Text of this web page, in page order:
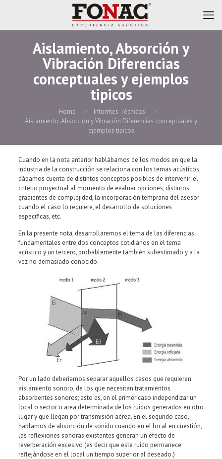
Aislamiento, Absorción y
Vibración Diferencias
conceptuales y ejemplos
tipicos
Home
Informes Técnicos
Aislamiento, Absorción y Vibración Diferencias conceptuales y
ejemplos tipicos
Cuando en la nota anterior hablábamos de los modos en que la
industria de la construcción se relaciona con los temas acústicos,
dábamos cuenta de distintos conceptos posibles de intervenir: el
criterio proyectual al momento de evaluar opciones, distintos
gradientes de complejidad, la incorporación temprana del asesor
cuando el caso lo requiere, el desarrollo de soluciones
especificas, etc.
En la presente nota, desarrollaremos el tema de las diferencias
fundamentales entre dos conceptos cotidianos en el tema
acústico y un tercero, probablemente también subestimado y a la
vez no demasiado conocido.
Por un lado deberíamos separar aquellos casos que requieren
aislamiento sonoro, de los que necesitan tratamientos
absorbentes sonoros; esto es, en el primer caso independizar un
local o sector o area determinada de los ruidos generados en otro
lugar y que llegan por transmisión aérea. En el segundo caso,
hablamos de absorción de sonido cuando en el local en cuestión,
las reflexiones sonoras existentes generan un efecto de
reverberación excesivo (es decir que este ruido permanece
reflejándose en el local un tiempo superior al deseado.)